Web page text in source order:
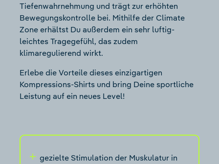
Tiefenwahrnehmung und trägt zur erhöhten
Bewegungskontrolle bei. Mithilfe der Climate
Zone erhältst Du außerdem ein sehr luftig-
leichtes Tragegefühl, das zudem
klimaregulierend wirkt.
Erlebe die Vorteile dieses einzigartigen
Kompressions-Shirts und bring Deine sportliche
Leistung auf ein neues Level!
gezielte Stimulation der Muskulatur in